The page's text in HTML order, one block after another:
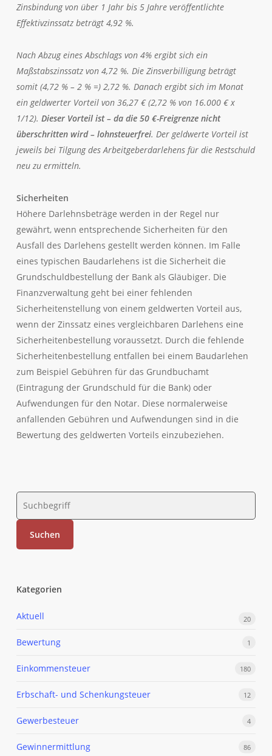
Zinsbindung von über 1 Jahr bis 5 Jahre veröffentlichte
Effektivzinssatz beträgt 4,92 %.
Nach Abzug eines Abschlags von 4% ergibt sich ein
Maßstabszinssatz von 4,72 %. Die Zinsverbilligung beträgt
somit (4,72 % – 2 % =) 2,72 %. Danach ergibt sich im Monat
ein geldwerter Vorteil von 36,27 € (2,72 % von 16.000 € x
1/12). Dieser Vorteil ist – da die 50 €-Freigrenze nicht
überschritten wird – lohnsteuerfrei. Der geldwerte Vorteil ist
jeweils bei Tilgung des Arbeitgeberdarlehens für die Restschuld
neu zu ermitteln.
Sicherheiten
Höhere Darlehnsbeträge werden in der Regel nur
gewährt, wenn entsprechende Sicherheiten für den
Ausfall des Darlehens gestellt werden können. Im Falle
eines typischen Baudarlehens ist die Sicherheit die
Grundschuldbestellung der Bank als Gläubiger. Die
Finanzverwaltung geht bei einer fehlenden
Sicherheitenstellung von einem geldwerten Vorteil aus,
wenn der Zinssatz eines vergleichbaren Darlehens eine
Sicherheitenbestellung voraussetzt. Durch die fehlende
Sicherheitenbestellung entfallen bei einem Baudarlehen
zum Beispiel Gebühren für das Grundbuchamt
(Eintragung der Grundschuld für die Bank) oder
Aufwendungen für den Notar. Diese normalerweise
anfallenden Gebühren und Aufwendungen sind in die
Bewertung des geldwerten Vorteils einzubeziehen.
Kategorien
Aktuell 20
Bewertung 1
Einkommensteuer 180
Erbschaft- und Schenkungsteuer 12
Gewerbesteuer 4
Gewinnermittlung 86